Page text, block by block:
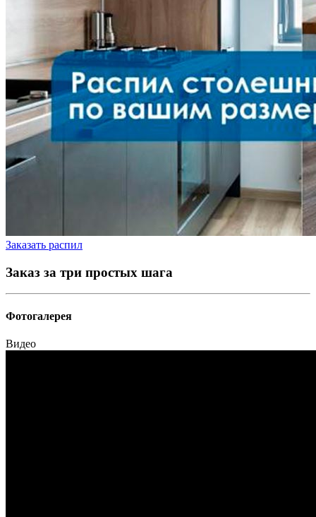
Заказать распил
Заказ за три простых шага
Фотогалерея
Видео